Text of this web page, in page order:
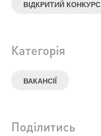
ВІДКРИТИЙ КОНКУРС
Категорія
ВАКАНСІЇ
Поділитись